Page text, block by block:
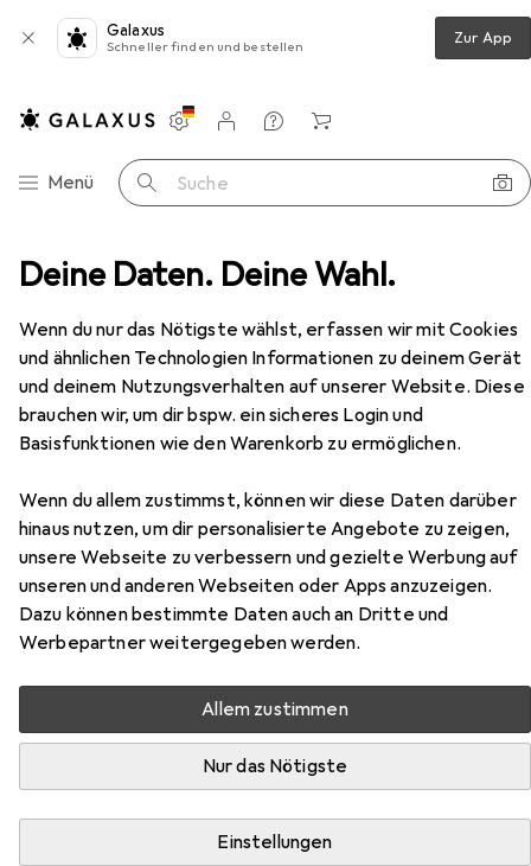
Deine Daten. Deine Wahl.
Wenn du nur das Nötigste wählst, erfassen wir mit Cookies
und ähnlichen Technologien Informationen zu deinem Gerät
und deinem Nutzungsverhalten auf unserer Website. Diese
brauchen wir, um dir bspw. ein sicheres Login und
Basisfunktionen wie den Warenkorb zu ermöglichen.
Wenn du allem zustimmst, können wir diese Daten darüber
hinaus nutzen, um dir personalisierte Angebote zu zeigen,
unsere Webseite zu verbessern und gezielte Werbung auf
unseren und anderen Webseiten oder Apps anzuzeigen.
Dazu können bestimmte Daten auch an Dritte und
Werbepartner weitergegeben werden.
Allem zustimmen
Nur das Nötigste
Einstellungen
Galaxus
Schneller finden und bestellen Zur App
Navigation nach Kategorien
Menü Suche
Einstellungen
Kundenkonto
Vergleichslisten
Merklisten
Warenkorb
Deckenleuchte Brilliant Lucky
BrilliantLucky
G9
Zubehör für Brilliant Lucky
Hier findest du passendes Zubehör zum Produkt Brilliant
Lucky aus der Kategorie Leuchtmittel.
Relevanz
Produktliste
MENGENRABATT
OsramLed Pin